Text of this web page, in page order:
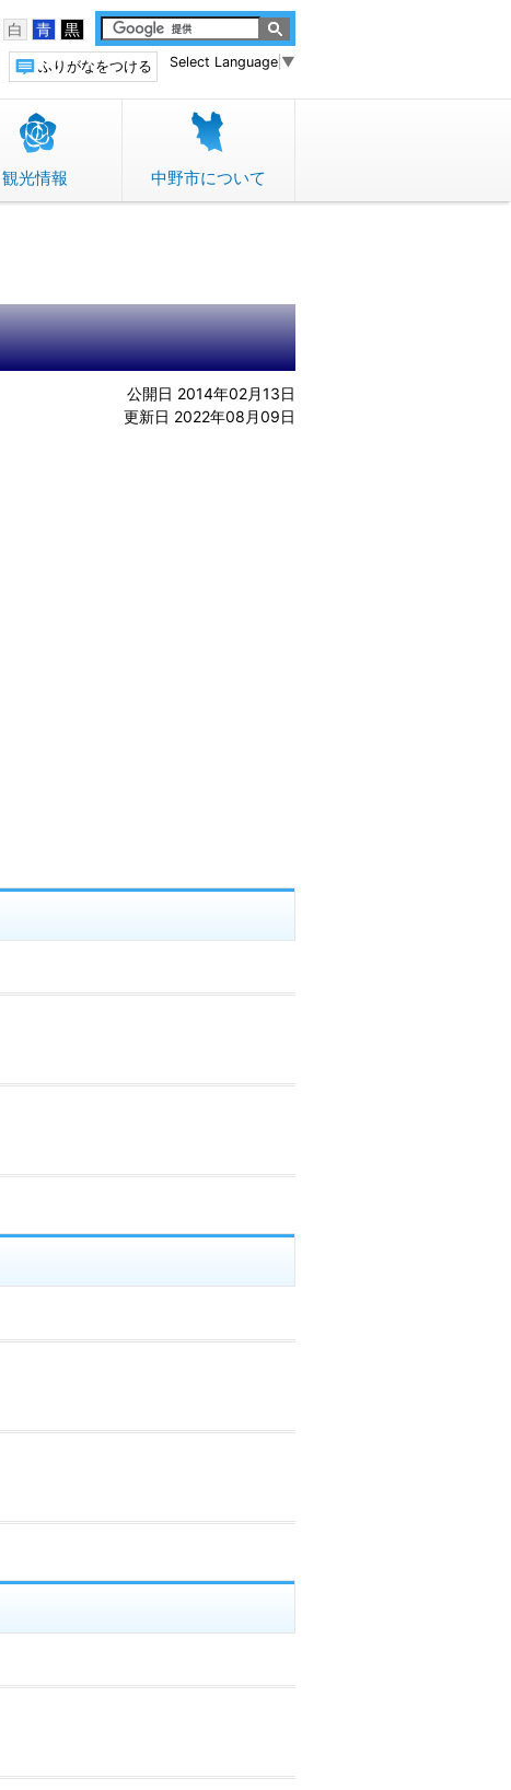
白 青 黒
Select Language ▼
ふりがなをつける
観光情報 中野市について
公開日 2014年02月13日
更新日 2022年08月09日